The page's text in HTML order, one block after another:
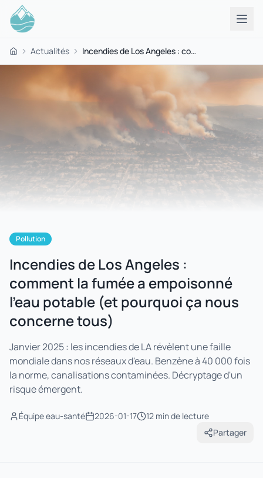
AccueilActualités Incendies de Los Angeles : comment la fumée a empoisonné l'eau potable (et pourquoi ça nous concerne tous)
Pollution
Incendies de Los Angeles :
comment la fumée a empoisonné
l'eau potable (et pourquoi ça nous
concerne tous)
Janvier 2025 : les incendies de LA révèlent une faille
mondiale dans nos réseaux d'eau. Benzène à 40 000 fois
la norme, canalisations contaminées. Décryptage d'un
risque émergent.
Équipe eau-santé 2026-01-17 12 minde lecture
Partager